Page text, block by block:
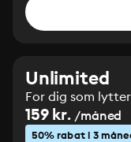
Unlimited
For dig som
159 kr. /måned
50% rabat i 3